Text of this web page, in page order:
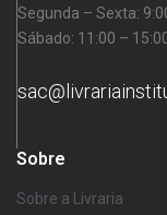
Segunda – Sexta:
Sábado: 11:00 –
Sobre
Sobre a Livraria